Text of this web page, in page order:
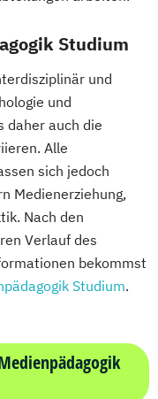
Studium
und
und
daher auch die
Alle
sich jedoch
Medienerziehung,
Nach den
Verlauf des
bekommst
Studium.